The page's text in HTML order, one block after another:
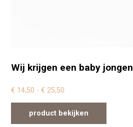
Wij krijgen een baby jongen
€ 14,50 - € 25,50
product bekijken